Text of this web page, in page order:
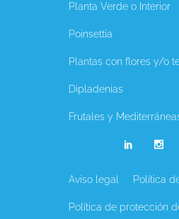
Planta Verde o Interior
Poinsettia
Plantas con flores y/o
Dipladenias
Frutales y
Aviso legal Política
Política de protección